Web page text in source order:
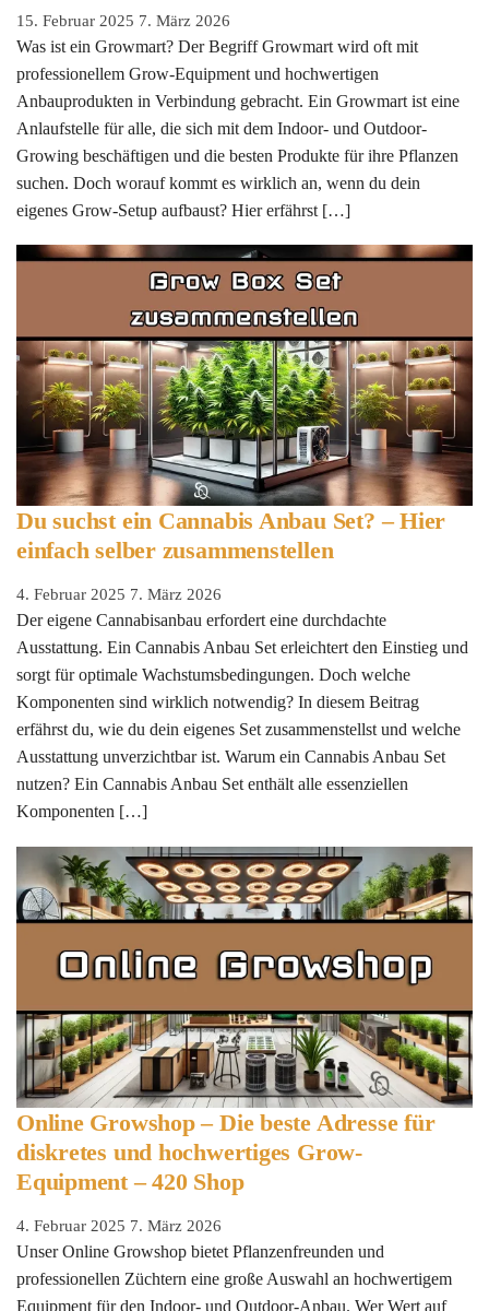
15. Februar 2025 7. März 2026
Was ist ein Growmart? Der Begriff Growmart wird oft mit
professionellem Grow-Equipment und hochwertigen
Anbauprodukten in Verbindung gebracht. Ein Growmart ist eine
Anlaufstelle für alle, die sich mit dem Indoor- und Outdoor-
Growing beschäftigen und die besten Produkte für ihre Pflanzen
suchen. Doch worauf kommt es wirklich an, wenn du dein
eigenes Grow-Setup aufbaust? Hier erfährst […]
Du suchst ein Cannabis Anbau Set? – Hier
einfach selber zusammenstellen
4. Februar 2025 7. März 2026
Der eigene Cannabisanbau erfordert eine durchdachte
Ausstattung. Ein Cannabis Anbau Set erleichtert den Einstieg und
sorgt für optimale Wachstumsbedingungen. Doch welche
Komponenten sind wirklich notwendig? In diesem Beitrag
erfährst du, wie du dein eigenes Set zusammenstellst und welche
Ausstattung unverzichtbar ist. Warum ein Cannabis Anbau Set
nutzen? Ein Cannabis Anbau Set enthält alle essenziellen
Komponenten […]
Online Growshop – Die beste Adresse für
diskretes und hochwertiges Grow-
Equipment – 420 Shop
4. Februar 2025 7. März 2026
Unser Online Growshop bietet Pflanzenfreunden und
professionellen Züchtern eine große Auswahl an hochwertigem
Equipment für den Indoor- und Outdoor-Anbau. Wer Wert auf